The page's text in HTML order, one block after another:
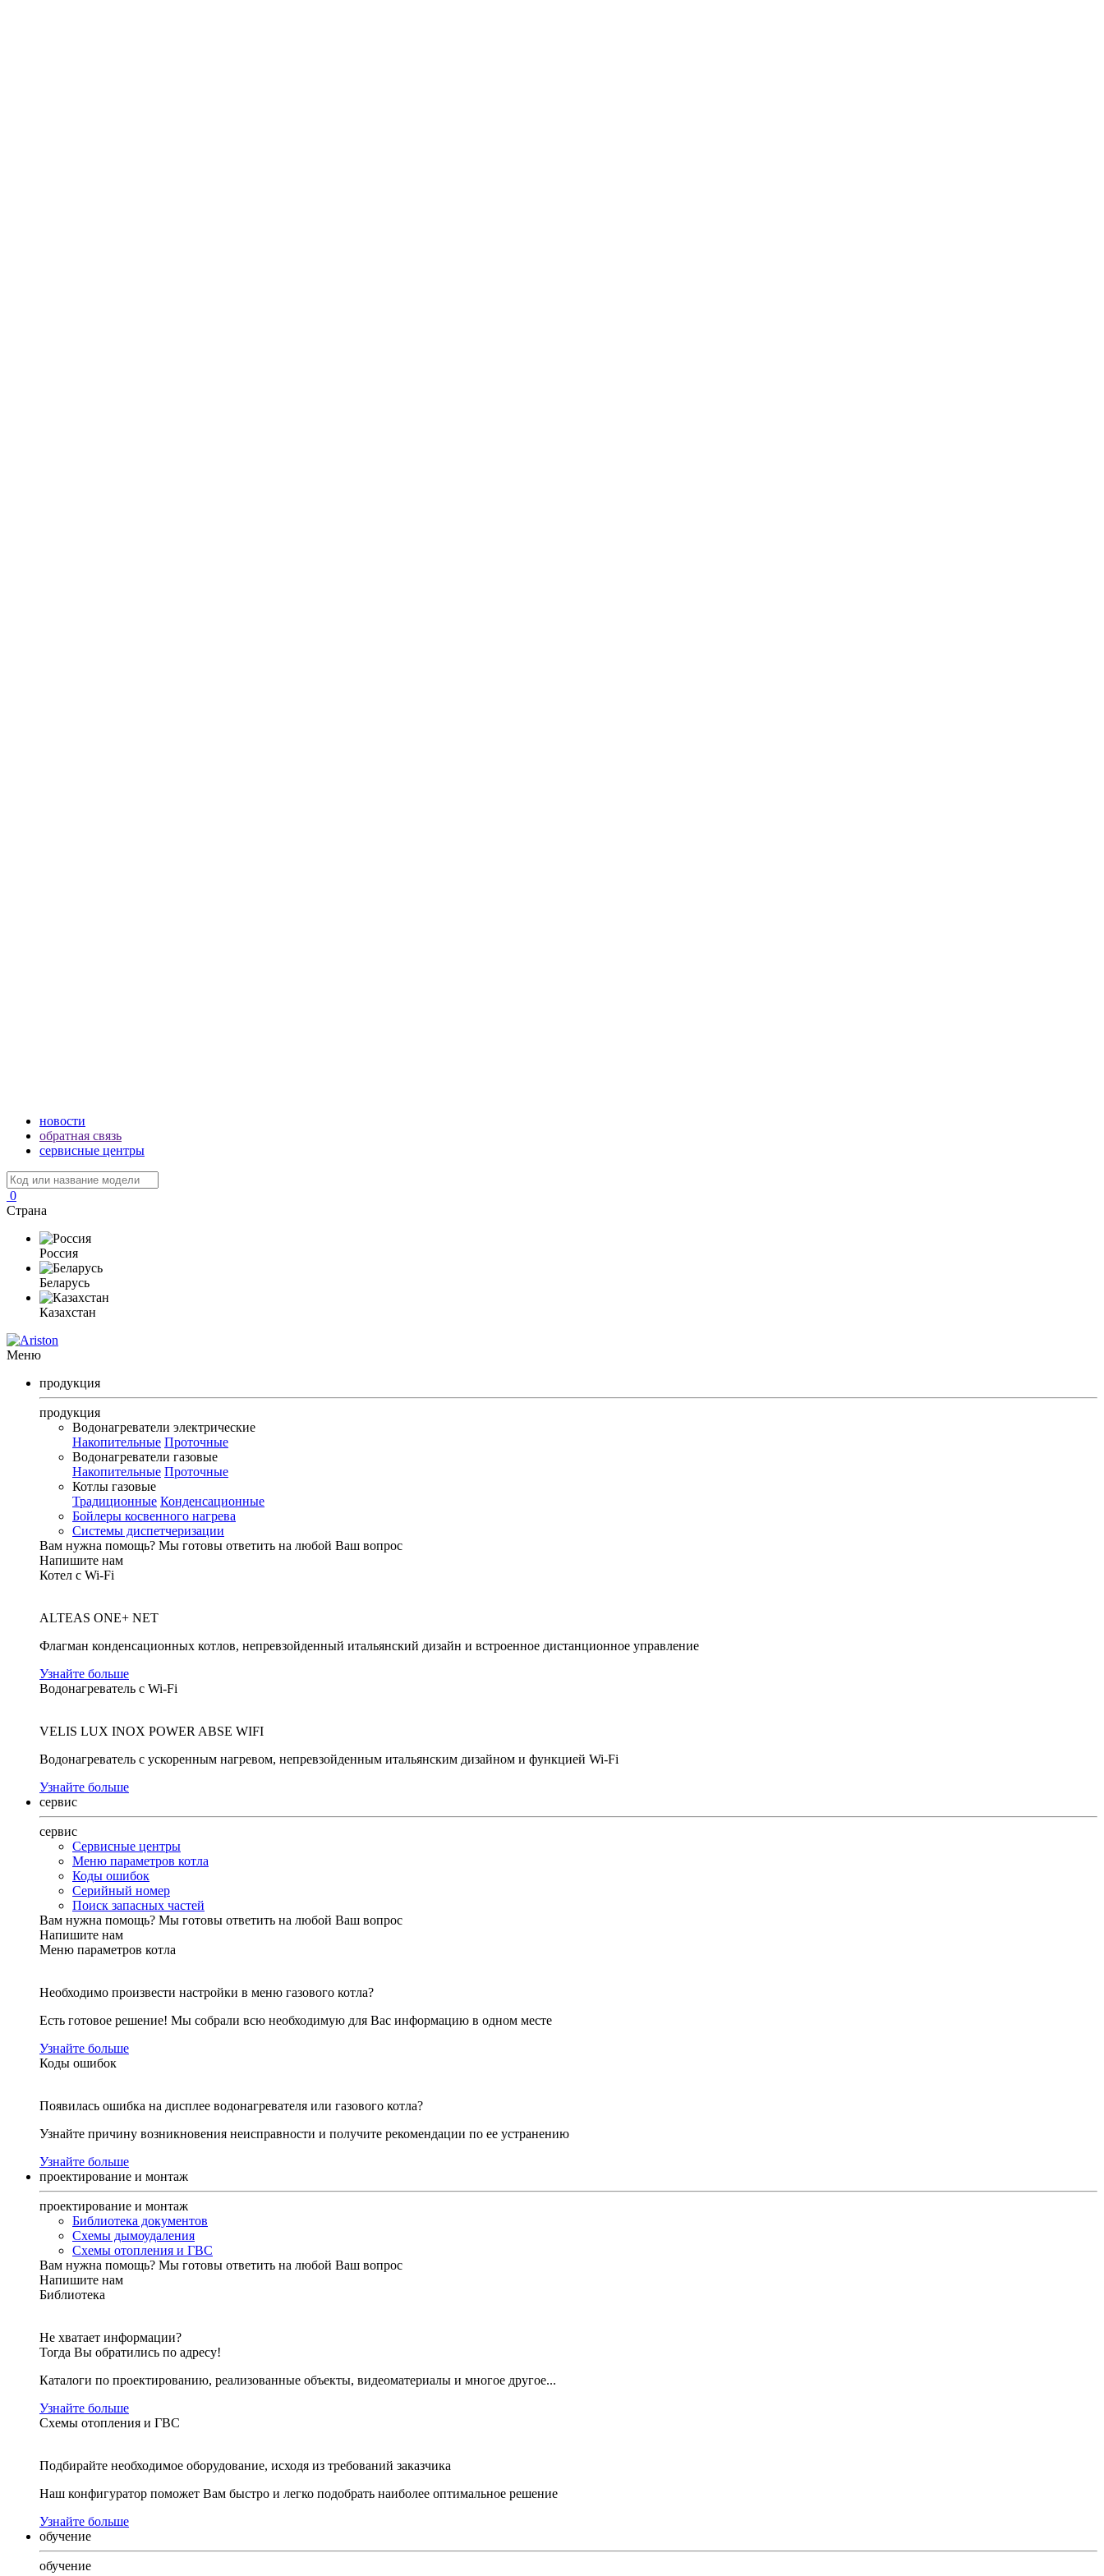
новости
обратная связь
сервисные центры
0
Страна
Россия
Беларусь
Казахстан
Меню
продукция
продукция
Водонагреватели электрические
Накопительные Проточные
Водонагреватели газовые
Накопительные Проточные
Котлы газовые
Традиционные Конденсационные
Бойлеры косвенного нагрева
Системы диспетчеризации
Вам нужна помощь? Мы готовы ответить на любой Ваш вопрос
Напишите нам
Котел с Wi-Fi
ALTEAS ONE+ NET
Флагман конденсационных котлов, непревзойденный итальянский дизайн и встроенное дистанционное управление
Узнайте больше
Водонагреватель с Wi-Fi
VELIS LUX INOX POWER ABSE WIFI
Водонагреватель с ускоренным нагревом, непревзойденным итальянским дизайном и функцией Wi-Fi
Узнайте больше
сервис
сервис
Сервисные центры
Меню параметров котла
Коды ошибок
Серийный номер
Поиск запасных частей
Вам нужна помощь? Мы готовы ответить на любой Ваш вопрос
Напишите нам
Меню параметров котла
Необходимо произвести настройки в меню газового котла?
Есть готовое решение! Мы собрали всю необходимую для Вас информацию в одном месте
Узнайте больше
Коды ошибок
Появилась ошибка на дисплее водонагревателя или газового котла?
Узнайте причину возникновения неисправности и получите рекомендации по ее устранению
Узнайте больше
проектирование и монтаж
проектирование и монтаж
Библиотека документов
Схемы дымоудаления
Схемы отопления и ГВС
Вам нужна помощь? Мы готовы ответить на любой Ваш вопрос
Напишите нам
Библиотека
Не хватает информации?
Тогда Вы обратились по адресу!
Каталоги по проектированию, реализованные объекты, видеоматериалы и многое другое...
Узнайте больше
Схемы отопления и ГВС
Подбирайте необходимое оборудование, исходя из требований заказчика
Наш конфигуратор поможет Вам быстро и легко подобрать наиболее оптимальное решение
Узнайте больше
обучение
обучение